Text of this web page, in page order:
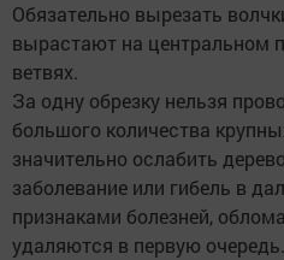
Обязательно вырезать
вырастают на центральном
ветвях.
За одну обрезку нельзя
большого количества
значительно ослабить
заболевание или гибель в
признаками болезней,
удаляются в первую очередь.